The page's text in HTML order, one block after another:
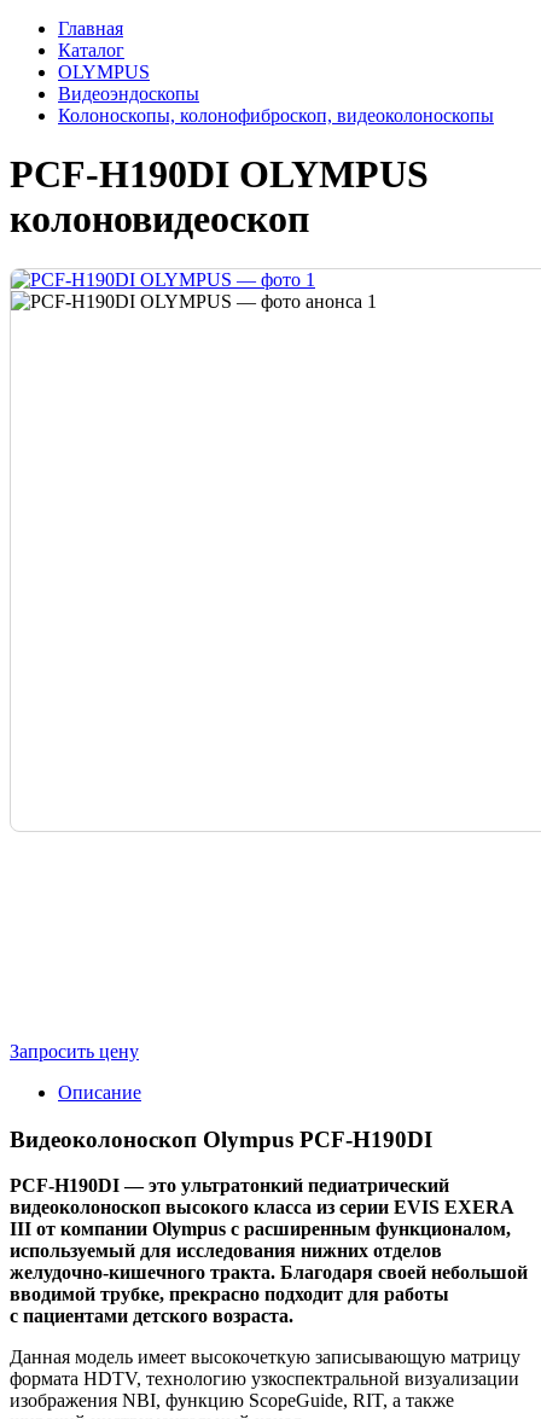
Главная
Каталог
OLYMPUS
Видеоэндоскопы
Колоноскопы, колонофиброскоп, видеоколоноскопы
PCF-H190DI OLYMPUS
колоновидеоскоп
Запросить цену
Описание
Видеоколоноскоп Olympus PCF-H190DI
PCF-H190DI — это ультратонкий педиатрический
видеоколоноскоп высокого класса из серии EVIS EXERA
III от компании Olympus с расширенным функционалом,
используемый для исследования нижних отделов
желудочно-кишечного тракта. Благодаря своей небольшой
вводимой трубке, прекрасно подходит для работы
с пациентами детского возраста.
Данная модель имеет высокочеткую записывающую матрицу
формата HDTV, технологию узкоспектральной визуализации
изображения NBI, функцию ScopeGuide, RIT, а также